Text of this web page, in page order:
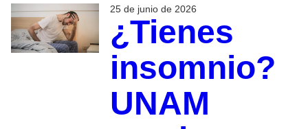
25 de junio de 2026
¿Tienes
insomnio?
UNAM